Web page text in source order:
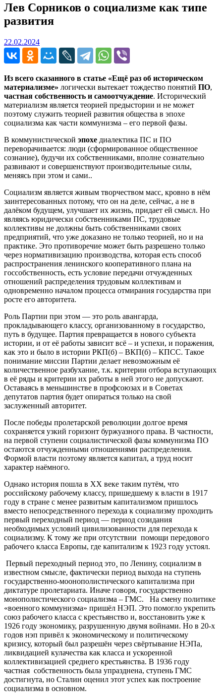
Лев Сорников о социализме как типе
развития
22.02.202422.02.2024
Из всего сказанного в статье «Ещё раз об историческом
материализме» логически вытекает тождество понятий ПО,
частная собственность и самоотчуждение. Исторический
материализм является теорией предыстории и не может
поэтому служить теорией развития общества в эпохе
социализма как части коммунизма – его первой фазы.
В коммунистической эпохе диалектика ПС и ПО
переворачивается: люди (сформированное общественное
сознание), будучи их собственниками, вполне сознательно
развивают и совершенствуют производительные силы,
меняясь при этом и сами..
Социализм является живым творчеством масс, кровно в нём
заинтересованных потому, что он на деле, сейчас, а не в
далёком будущем, улучшает их жизнь, придает ей смысл. Но
являясь юридически собственниками ПС, трудовые
коллективы не должны быть собственниками своих
предприятий, что уже доказано не только теорией, но и на
практике. Это противоречие может быть разрешено только
через нормативизацию производства, которая есть способ
распространения ленинского кооперативного плана на
госсобственность, есть условие передачи отчужденных
отношений распределения трудовым коллективам и
одновременно началом процесса отмирания государства при
росте его авторитета.
Роль Партии при этом — это роль авангарда,
прокладывающего классу, организованному в государство,
путь в будущее. Партия превращается в нового субъекта
истории, и от её работы зависит всё – и успехи, и поражения,
как это и было в истории РКП(б) – ВКП(б) – КПСС. Такое
понимание миссии Партии делает невозможным её
количественное разбухание, т.к. критерии отбора вступающих
в её ряды и критерии их работы в ней этого не допускают.
Оставаясь в меньшинстве в профсоюзах и в Советах
депутатов партия будет опираться только на свой
заслуженный авторитет.
После победы пролетарской революции долгое время
сохраняется узкий горизонт буржуазного права. В частности,
на первой ступени социалистической фазы коммунизма ПО
остаются отчужденными отношениями распределения.
Формой власти поэтому является капитал, а труд носит
характер наёмного.
Однако история пошла в ХХ веке таким путём, что
российскому рабочему классу, пришедшему к власти в 1917
году в стране с менее развитым капитализмом пришлось
вместо непосредственного перехода к социализму проходить
первый переходный период — период созидания
необходимых условий цивилизованности для перехода к
социализму. К тому же при отсутствии помощи передового
рабочего класса Европы, где капитализм к 1923 году устоял.
Первый переходный период это¸ по Ленину, социализм в
известном смысле, фактически период выхода на ступень
государственно-моонополистического капитализма при
диктатуре пролетариата. Иначе говоря, государственно
монополистического социализма – ГМС. На смену политике
«военного коммунизма» пришёл НЭП. Это помогло укрепить
союз рабочего класса с крестьянство и, восстановить уже к
1926 году экономику, разрушенную двумя войнами. Но в 20-х
годов нэп привёл к экономическому и политическому
кризису, который был разрешён через свёртывание НЭПа,
ликвидацией кулачества как класса и ускоренной
коллективизацией среднего крестьянства. В 1936 году
частная собственность была упразднена, ступень ГМС
достигнута, но Сталин оценил этот успех как построение
социализма в основном.